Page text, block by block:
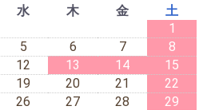
水 木 金
土
1
5 6 7
8
12 13 14
15
19 20 21
22
26 27 28
29